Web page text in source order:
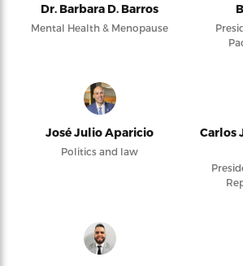
Dr. Barbara D. Barros
Mental Health & Menopause
José Julio Aparicio
Politics and law
Carlos